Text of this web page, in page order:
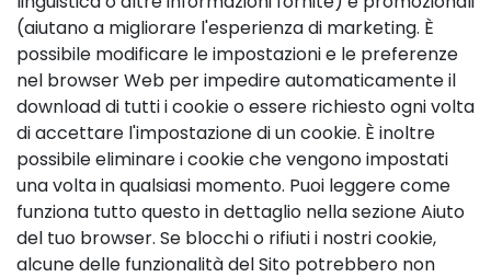
(aiutano a migliorare l'esperienza di marketing. È
possibile modificare le impostazioni e le preferenze
nel browser Web per impedire automaticamente il
download di tutti i cookie o essere richiesto ogni volta
di accettare l'impostazione di un cookie. È inoltre
possibile eliminare i cookie che vengono impostati
una volta in qualsiasi momento. Puoi leggere come
funziona tutto questo in dettaglio nella sezione Aiuto
del tuo browser. Se blocchi o rifiuti i nostri cookie,
alcune delle funzionalità del Sito potrebbero non